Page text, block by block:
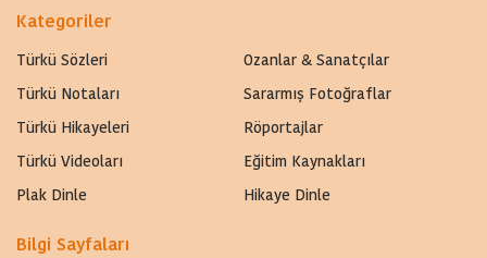
Kategoriler
Türkü Sözleri
Ozanlar & Sanatçılar
Türkü Notaları
Sararmış Fotoğraflar
Türkü Hikayeleri
Röportajlar
Türkü Videoları
Eğitim Kaynakları
Plak Dinle
Hikaye Dinle
Bilgi Sayfaları